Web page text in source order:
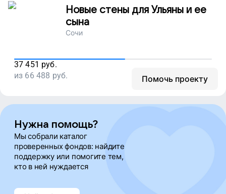
Новые стены для Ульяны и ее
сына
Сочи
37 451 руб.
из 66 488 руб. Помочь проекту
Нужна помощь?
Мы собрали каталог
проверенных фондов: найдите
поддержку или помогите тем,
кто в ней нуждается